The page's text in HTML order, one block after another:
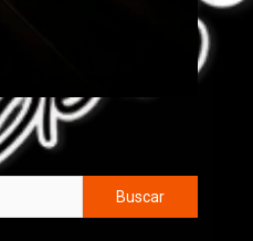
Buscar